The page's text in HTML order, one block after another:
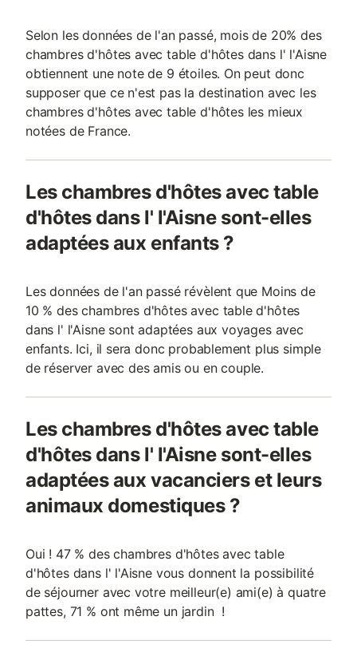
Selon les données de l'an passé, mois de 20% des
chambres d'hôtes avec table d'hôtes dans l' l'Aisne
obtiennent une note de 9 étoiles. On peut donc
supposer que ce n'est pas la destination avec les
chambres d'hôtes avec table d'hôtes les mieux
notées de France.
Les chambres d'hôtes avec table
d'hôtes dans l' l'Aisne sont-elles
adaptées aux enfants ?
Les données de l'an passé révèlent que Moins de
10 % des chambres d'hôtes avec table d'hôtes
dans l' l'Aisne sont adaptées aux voyages avec
enfants. Ici, il sera donc probablement plus simple
de réserver avec des amis ou en couple.
Les chambres d'hôtes avec table
d'hôtes dans l' l'Aisne sont-elles
adaptées aux vacanciers et leurs
animaux domestiques ?
Oui ! 47 % des chambres d'hôtes avec table
d'hôtes dans l' l'Aisne vous donnent la possibilité
de séjourner avec votre meilleur(e) ami(e) à quatre
pattes, 71 % ont même un jardin !